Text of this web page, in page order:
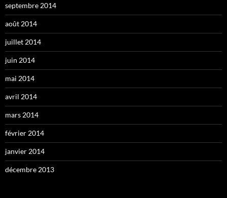
septembre 2014
août 2014
juillet 2014
juin 2014
mai 2014
avril 2014
mars 2014
février 2014
janvier 2014
décembre 2013